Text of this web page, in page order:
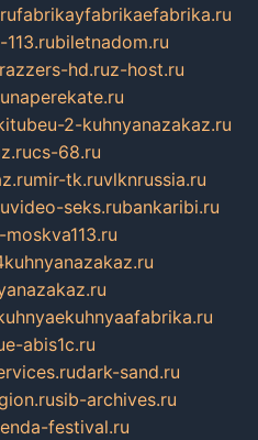
fabrikayfabrikaefabrika.ru
biletnadom.ru
hd.ruz-host.ru
naperekate.ru
2-kuhnyanazakaz.ru
cs-68.ru
mir-tk.ruvlknrussia.ru
video-seks.rubankaribi.ru
e-abis1c.ru
dark-sand.ru
sib-archives.ru
festival.ru